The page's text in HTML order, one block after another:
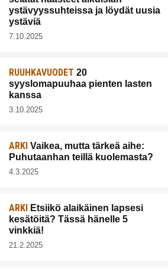
ystävyyssuhteissa ja löydät uusia
ystäviä
7.10.2025
RUUHKAVUODET 20
syyslomapuuhaa pienten lasten
kanssa
3.10.2025
ARKI Vaikea, mutta tärkeä aihe:
Puhutaanhan teillä kuolemasta?
4.3.2025
ARKI Etsiikö alaikäinen lapsesi
kesätöitä? Tässä hänelle 5
vinkkiä!
21.2.2025